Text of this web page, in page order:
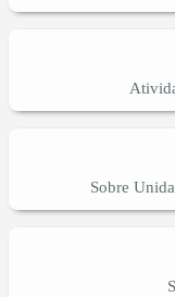
Sobre